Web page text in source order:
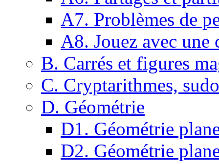
A7. Problèmes de
A8. Jouez avec une
B. Carrés et figures
C. Cryptarithmes,
D. Géométrie
D1. Géométrie
D2. Géométrie